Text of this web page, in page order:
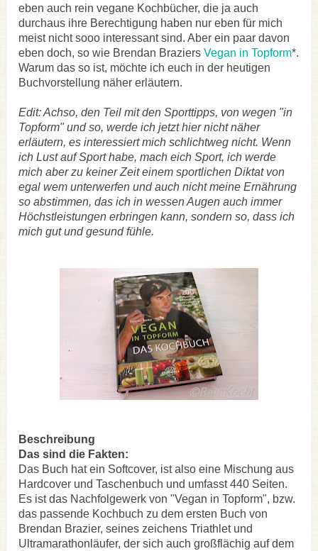
eben auch rein vegane Kochbücher, die ja auch
durchaus ihre Berechtigung haben nur eben für mich
meist nicht sooo interessant sind. Aber ein paar davon
eben doch, so wie Brendan Braziers Vegan in Topform*.
Warum das so ist, möchte ich euch in der heutigen
Buchvorstellung näher erläutern.
Edit: Achso, den Teil mit den Sporttipps, von wegen "in
Topform" und so, werde ich jetzt hier nicht näher
erläutern, es interessiert mich schlichtweg nicht. Wenn
ich Lust auf Sport habe, mach eich Sport, ich werde
mich aber zu keiner Zeit einem sportlichen Diktat von
egal wem unterwerfen und auch nicht meine Ernährung
so abstimmen, das ich in wessen Augen auch immer
Höchstleistungen erbringen kann, sondern so, dass ich
mich gut und gesund fühle.
Beschreibung
Das sind die Fakten:
Das Buch hat ein Softcover, ist also eine Mischung aus
Hardcover und Taschenbuch und umfasst 440 Seiten.
Es ist das Nachfolgewerk von "Vegan in Topform", bzw.
das passende Kochbuch zu dem ersten Buch von
Brendan Brazier, seines zeichens Triathlet und
Ultramarathonläufer, der sich auch großflächig auf dem